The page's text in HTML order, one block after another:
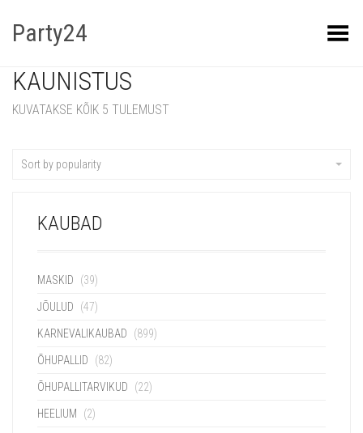
Party24 Kuva menüü
KAUNISTUS
KUVATAKSE KÕIK 5 TULEMUST
Sort by popularity
KAUBAD
MASKID (39)
JÕULUD (47)
KARNEVALIKAUBAD (899)
ÕHUPALLID (82)
ÕHUPALLITARVIKUD (22)
HEELIUM (2)